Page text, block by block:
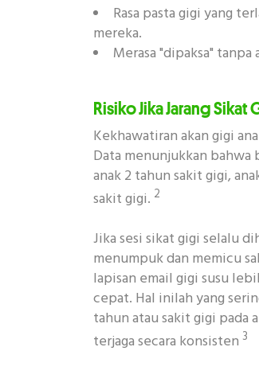
Rasa pasta gigi yang
mereka.
Merasa "dipaksa"
Risiko Jika Jarang Sikat
Kekhawatiran akan gigi
Data menunjukkan bahwa
anak 2 tahun sakit gigi,
sakit gigi. 2
Jika sesi sikat gigi selalu
menumpuk dan memicu
lapisan email gigi susu
cepat. Hal inilah yang
tahun atau sakit gigi pada
terjaga secara konsisten 3